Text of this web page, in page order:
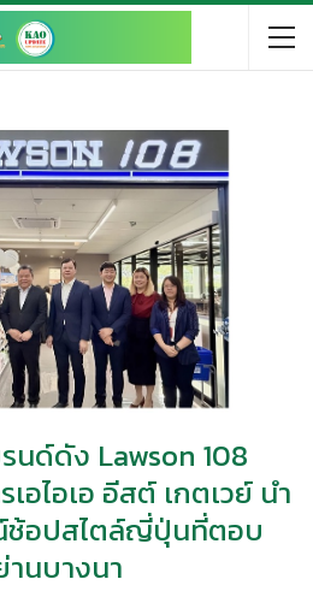
นด์ดัง Lawson 108
อไอเอ อีสต์ เกตเวย์ นำ
ช้อปสไตล์ญี่ปุ่นที่ตอบ
นบางนา